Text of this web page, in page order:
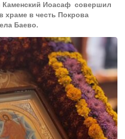
Каменский Иоасаф совершил
храме в честь Покрова
Баево.